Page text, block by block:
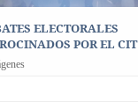
ELECTORALES
POR EL CIT